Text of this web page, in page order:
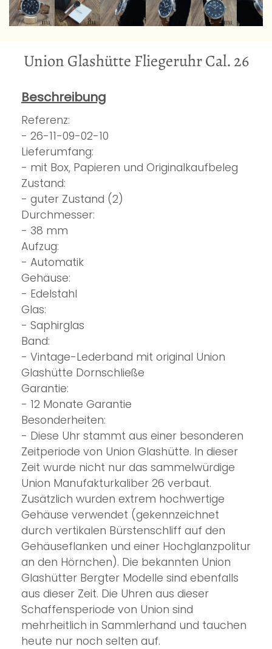
Union Glashütte Fliegeruhr Cal. 26
Beschreibung
Referenz:
- 26-11-09-02-10
Lieferumfang:
- mit Box, Papieren und Originalkaufbeleg
Zustand:
- guter Zustand (2)
Durchmesser:
- 38 mm
Aufzug:
- Automatik
Gehäuse:
- Edelstahl
Glas:
- Saphirglas
Band:
- Vintage-Lederband mit original Union
Glashütte Dornschließe
Garantie:
- 12 Monate Garantie
Besonderheiten:
- Diese Uhr stammt aus einer besonderen
Zeitperiode von Union Glashütte. In dieser
Zeit wurde nicht nur das sammelwürdige
Union Manufakturkaliber 26 verbaut.
Zusätzlich wurden extrem hochwertige
Gehäuse verwendet (gekennzeichnet
durch vertikalen Bürstenschliff auf den
Gehäuseflanken und einer Hochglanzpolitur
an den Hörnchen). Die bekannten Union
Glashütter Bergter Modelle sind ebenfalls
aus dieser Zeit. Die Uhren aus dieser
Schaffensperiode von Union sind
mehrheitlich in Sammlerhand und tauchen
heute nur noch selten auf.